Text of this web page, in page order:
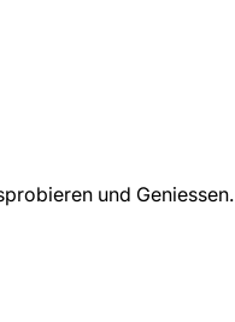
und Geniessen.